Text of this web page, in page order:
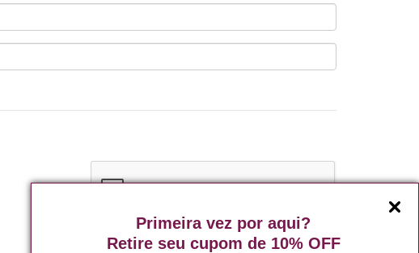
Primeira vez por aqui?
Retire seu cupom de 10% OFF